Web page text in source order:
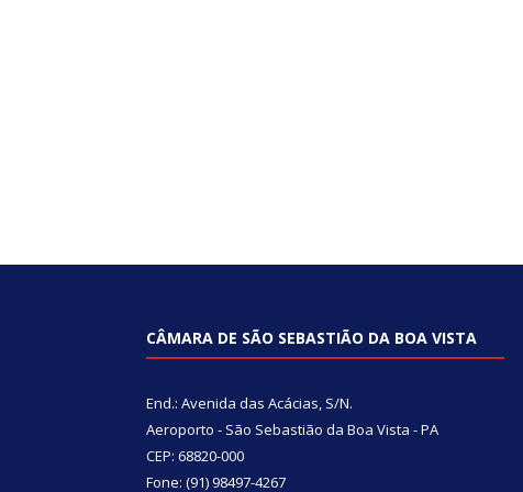
CÂMARA DE SÃO SEBASTIÃO DA BOA VISTA
End.: Avenida das Acácias, S/N.
Aeroporto - São Sebastião da Boa Vista - PA
CEP: 68820-000
Fone: (91) 98497-4267